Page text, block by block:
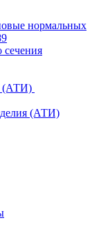
нормальных
сечения
(АТИ)
(АТИ)